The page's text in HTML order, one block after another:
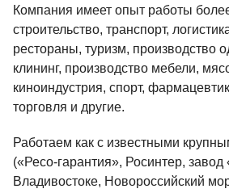
Компания имеет опыт работы
строительство, транспорт,
рестораны, туризм, производство
клининг, производство мебели,
киноиндустрия, спорт,
торговля и другие.
Работаем как с известными
(«Ресо-гарантия», Росинтер, завод
Владивостоке, Новороссийский